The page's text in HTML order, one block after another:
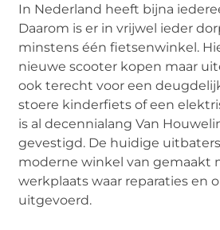
In Nederland heeft bijna
Daarom is er in vrijwel ieder
minstens één fietsenwinkel.
nieuwe scooter kopen maar
ook terecht voor een
stoere kinderfiets of een
is al decennialang Van
gevestigd. De huidige
moderne winkel van gemaakt
werkplaats waar reparaties en
uitgevoerd.